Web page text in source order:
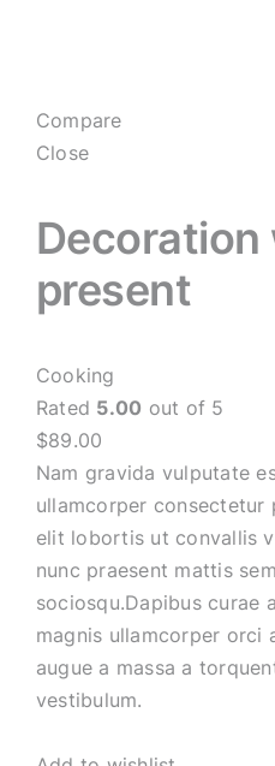
Compare
Close
Decoration
present
Cooking
Rated 5.00 out of 5
$89.00
Nam gravida vulputate
ullamcorper consectetur
elit lobortis ut convallis
nunc praesent mattis
sociosqu.Dapibus curae
magnis ullamcorper orci
augue a massa a
vestibulum.